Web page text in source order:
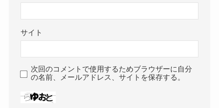
サイト
次回のコメントで使用するためブラウザーに自分
の名前、メールアドレス、サイトを保存する。